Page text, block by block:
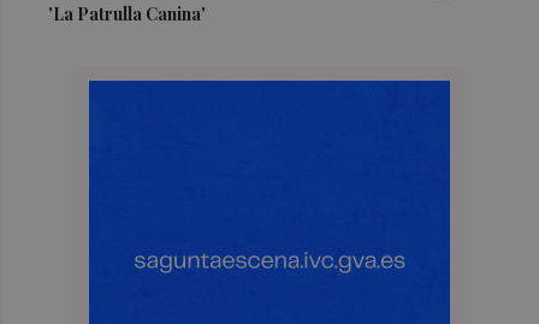
'La Patrulla Canina'